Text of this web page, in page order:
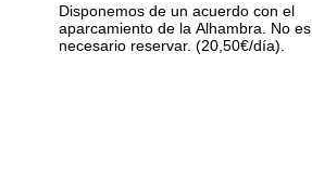
Disponemos de un acuerdo con el
aparcamiento de la Alhambra. No es
necesario reservar. (20,50€/día).